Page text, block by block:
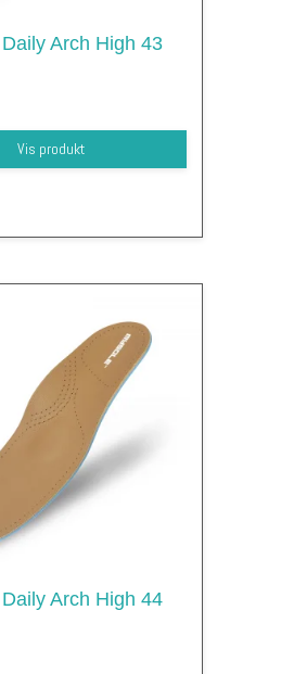
Arch High 43
Vis produkt
Arch High 44